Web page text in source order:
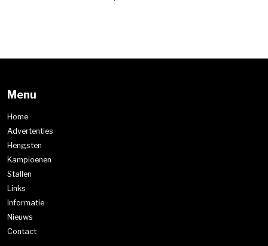
Menu
Home
Advertenties
Hengsten
Kampioenen
Stallen
Links
Informatie
Nieuws
Contact